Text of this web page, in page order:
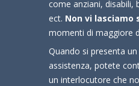
come anziani, disabili,
ect. Non vi lasciamo
momenti di maggiore
Quando si presenta
assistenza, potete
un interlocutore che